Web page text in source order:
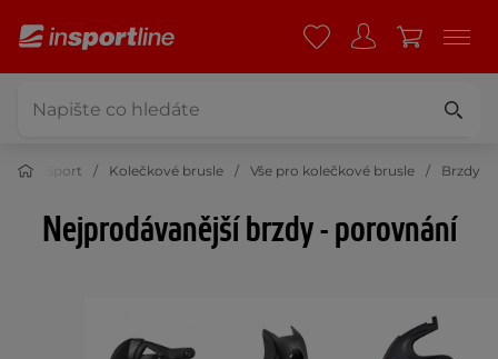
Sport Kolečkové brusle Vše pro kolečkové brusle Brzdy
Nejprodávanější brzdy - porovnání